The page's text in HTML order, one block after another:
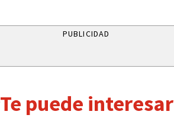
PUBLICIDAD
Te puede interesar